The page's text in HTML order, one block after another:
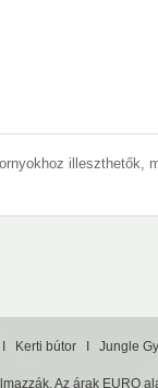
illeszthetők,
Kerti bútorI Jungle
Az árak EURO